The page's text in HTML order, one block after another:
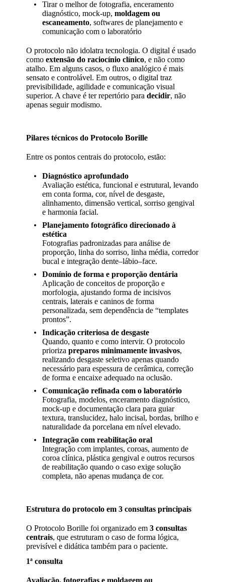
Tirar o melhor de fotografia, enceramento
diagnóstico, mock-up,moldagem ou
escaneamento, softwares de planejamento e
comunicação com o laboratório
O protocolo não idolatra tecnologia. O digital é usado
comoextensão do raciocínio clínico, e não como
atalho. Em alguns casos, o fluxo analógico é mais
sensato e controlável. Em outros, o digital traz
previsibilidade, agilidade e comunicação visual
superior. A chave é ter repertório paradecidir, não
apenas seguir modismo.
Pilares técnicos do Protocolo Borille
Entre os pontos centrais do protocolo, estão:
Diagnóstico aprofundado
Avaliação estética, funcional e estrutural, levando
em conta forma, cor, nível de desgaste,
alinhamento, dimensão vertical, sorriso gengival
e harmonia facial.
Planejamento fotográfico direcionado à
estética
Fotografias padronizadas para análise de
proporção, linha do sorriso, linha média, corredor
bucal e integração dente–lábio–face.
Domínio de forma e proporção dentária
Aplicação de conceitos de proporção e
morfologia, ajustando forma de incisivos
centrais, laterais e caninos de forma
personalizada, sem dependência de “templates
prontos”.
Indicação criteriosa de desgaste
Quando, quanto e como intervir. O protocolo
priorizapreparos minimamente invasivos,
realizando desgaste seletivo apenas quando
necessário para espessura de cerâmica, correção
de forma e encaixe adequado na oclusão.
Comunicação refinada com o laboratório
Fotografia, modelos, enceramento diagnóstico,
mock-up e documentação clara para guiar
textura, translucidez, halo incisal, bordas, brilho e
naturalidade da porcelana em nível elevado.
Integração com reabilitação oral
Integração com implantes, coroas, aumento de
coroa clínica, plástica gengival e outros recursos
de reabilitação quando o caso exige solução
completa, não apenas mudança de cor.
Estrutura do protocolo em 3 consultas principais
O Protocolo Borille foi organizado em3 consultas
centrais, que estruturam o caso de forma lógica,
previsível e didática também para o paciente.
1ª consulta
Avaliação, fotografias e moldagem ou